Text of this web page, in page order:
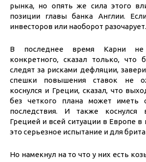
рынка, но опять же сила этого
позиции главы банка Англии.
инвесторов или наоборот разочарует.
В последнее время Карни не
конкретного, сказал только, что
следят за рисками дефляции,
спешки повышения ставок не
коснулся и Греции, сказал, что
без четкого плана может иметь
последствия. И также коснулся
Грецией и всей ситуации в Европе в
это серьезное испытание и для
Но намекнул на то что у них есть